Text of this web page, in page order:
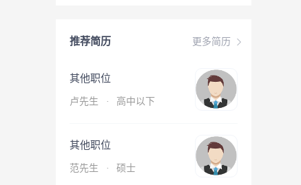
更多简历
推荐简历
其他职位
卢先生 · 高中以下
其他职位
范先生 · 硕士